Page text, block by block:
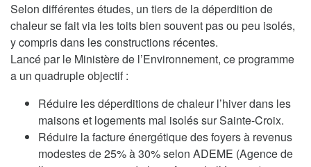
Selon différentes études, un tiers de la déperdition de
chaleur se fait via les toits bien souvent pas ou peu isolés,
y compris dans les constructions récentes.
Lancé par le Ministère de l’Environnement, ce programme
a un quadruple objectif :
Réduire les déperditions de chaleur l’hiver dans les
maisons et logements mal isolés sur Sainte-Croix.
Réduire la facture énergétique des foyers à revenus
modestes de 25% à 30% selon ADEME (Agence de